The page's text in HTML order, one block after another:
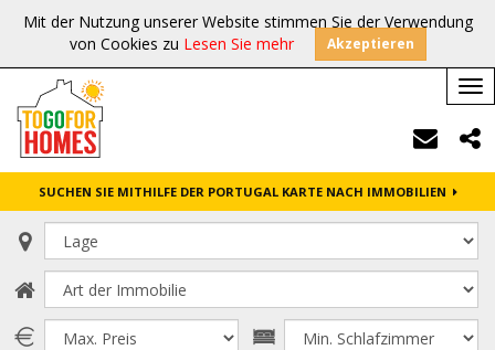
Mit der Nutzung unserer Website stimmen Sie der Verwendung
von Cookies zu Lesen Sie mehr Akzeptieren
SUCHEN SIE MITHILFE DER PORTUGAL KARTE NACH IMMOBILIEN